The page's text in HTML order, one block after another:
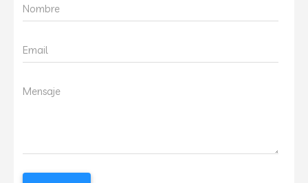
Nombre
Email
Mensaje